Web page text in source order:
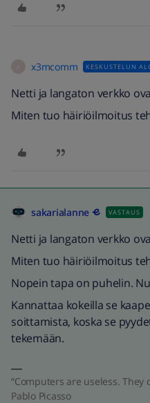
x3mcomm KESKUSTELUN
Netti ja langaton verkko
Miten tuo häiriöilmoitus
sakarialanne VASTAUS
Netti ja langaton verkko
Miten tuo häiriöilmoitus
Nopein tapa on puhelin.
Kannattaa kokeilla se
soittamista, koska se
tekemään.
“Computers are useless.
Pablo Picasso